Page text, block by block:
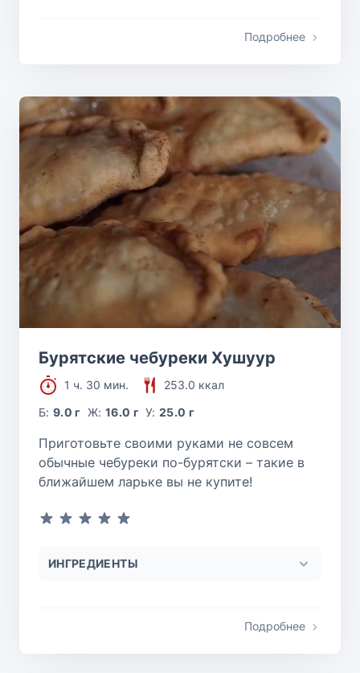
Подробнее
Бурятские чебуреки Хушуур
1 ч. 30 мин.
253.0 ккал
Б:9.0 г Ж: 16.0 г У:25.0 г
Приготовьте своими руками не совсем
обычные чебуреки по-бурятски – такие в
ближайшем ларьке вы не купите!
ИНГРЕДИЕНТЫ
Подробнее